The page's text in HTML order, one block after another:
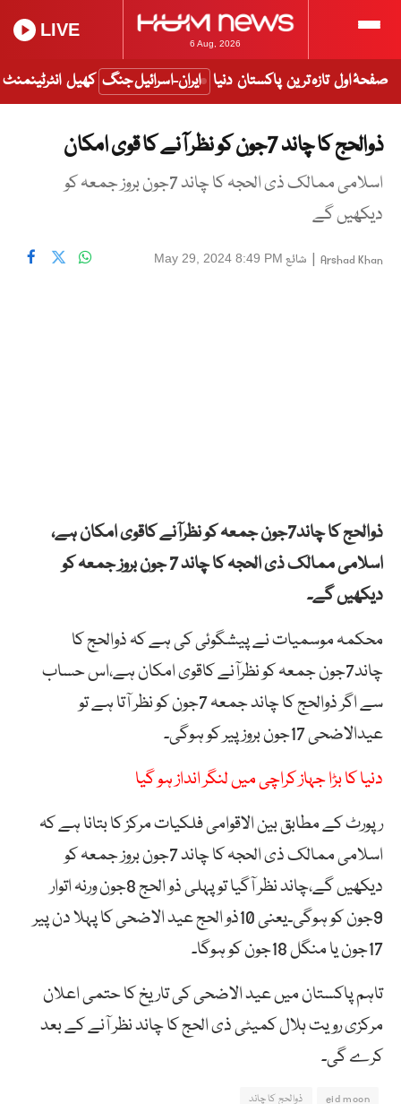
6 Aug, 2026
LIVE
صفحۂ اول تازہ ترین پاکستان دنیا ایران-اسرائیل جنگ کھیل انٹرٹینمنٹ
ذوالحج کا چاند 7جون کو نظر آنے کا قوی امکان
اسلامی ممالک ذی الحجہ کا چاند 7جون بروز جمعہ کو
دیکھیں گے
Arshad Khan
| شائع May 29, 2024 8:49 PM
ذوالحج کا چاند7جون جمعہ کو نظرآنے کاقوی امکان ہے،
اسلامی ممالک ذی الحجہ کا چاند 7 جون بروز جمعہ کو
دیکھیں گے۔
محکمہ موسمیات نے پیشگوئی کی ہے کہ ذوالحج کا
چاند7جون جمعہ کو نظرآنے کاقوی امکان ہے،اس حساب
سے اگر ذوالحج کا چاند جمعہ 7جون کو نظر آتا ہے تو
عیدالاضحی 17جون بروز پیر کو ہوگی۔
دنیا کا بڑا جہاز کراچی میں لنگر انداز ہو گیا
رپورٹ کے مطابق بین الاقوامی فلکیات مرکز کا بتانا ہے کہ
اسلامی ممالک ذی الحجہ کا چاند 7جون بروز جمعہ کو
دیکھیں گے،چاند نظر آگیا تو پہلی ذو الحج 8جون ورنہ اتوار
9جون کو ہوگی۔یعنی 10ذو الحج عید الاضحی کا پہلا دن پیر
17جون یا منگل 18جون کو ہوگا۔
تاہم پاکستان میں عید الاضحی کی تاریخ کا حتمی اعلان
مرکزی رویت ہلال کمیٹی ذی الحج کا چاند نظر آنے کے بعد
کرے گی۔
eid moon ذوالحج کا چاند